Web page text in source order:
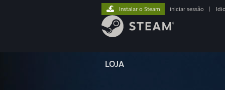
LOJA
Instalar o Steam iniciar sessão